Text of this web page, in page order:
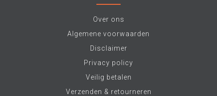
Over ons
Algemene voorwaarden
Disclaimer
Privacy policy
Veilig betalen
Verzenden & retourneren